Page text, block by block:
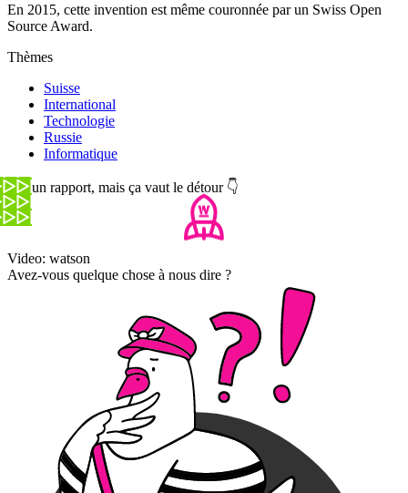
En 2015, cette invention est même couronnée par un Swiss Open
Source Award.
Thèmes
Suisse
International
Technologie
Russie
Informatique
Aucun rapport, mais ça vaut le détour 👇
Video: watson
Avez-vous quelque chose à nous dire ?